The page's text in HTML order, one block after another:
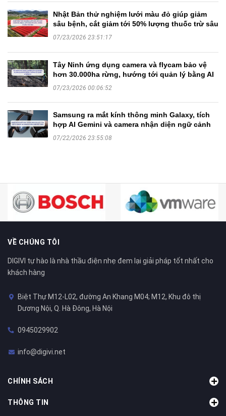
Nhật Bản thử nghiệm lưới màu đỏ giúp giảm
sâu bệnh, cắt giảm tới 50% lượng thuốc trừ sâu
07/23/2026 23:51:17
Tây Ninh ứng dụng camera và flycam bảo vệ
hơn 30.000ha rừng, hướng tới quản lý bằng AI
07/23/2026 00:06:52
Samsung ra mắt kính thông minh Galaxy, tích
hợp AI Gemini và camera nhận diện ngữ cảnh
07/22/2026 23:55:08
VỀ CHÚNG TÔI
DIGIVI tự hào là nhà thầu điện nhẹ đem lại giải pháp tốt nhất cho
khách hàng
Biệt Thự M12-L02, đường An Khang M04; M12, Khu đô thị
Dương Nội, Q. Hà Đông, Hà Nội
0945029902
info@digivi.net
CHÍNH SÁCH
THÔNG TIN